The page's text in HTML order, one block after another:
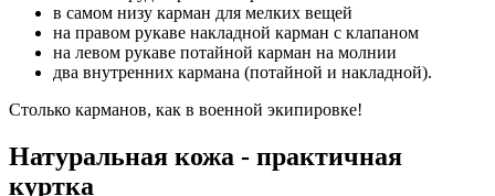
в самом низу карман для мелких вещей
на правом рукаве накладной карман с клапаном
на левом рукаве потайной карман на молнии
два внутренних кармана (потайной и накладной).
Столько карманов, как в военной экипировке!
Натуральная кожа - практичная
куртка